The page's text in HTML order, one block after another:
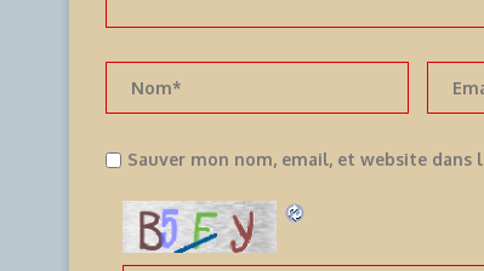
Sauver mon nom, email, et website